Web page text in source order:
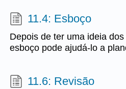
11.4: Esboço
Depois de ter uma ideia
esboço pode ajudá-lo a
11.6: Revisão